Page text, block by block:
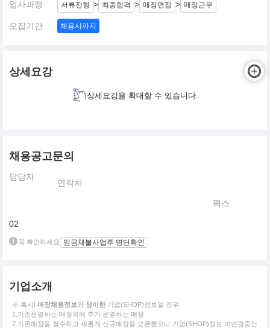
입사과정 서류전형 > 최종합격 > 매장면접 > 매장근무
모집기간 채용시까지
상세요강
상세요강을 확대할 수 있습니다.
채용공고문의
담당자
연락처
팩스
02
꼭 확인하세요 임금체불사업주 명단확인
기업소개
※ 혹시! 매장채용정보와 상이한 기업(SHOP)정보일 경우
1.기존운영하는 매장외에 추가 운영하는 매장
2.기존매장을 철수하고 새롭게 신규매장을 오픈했으나 기업(SHOP)정보 미변경중인